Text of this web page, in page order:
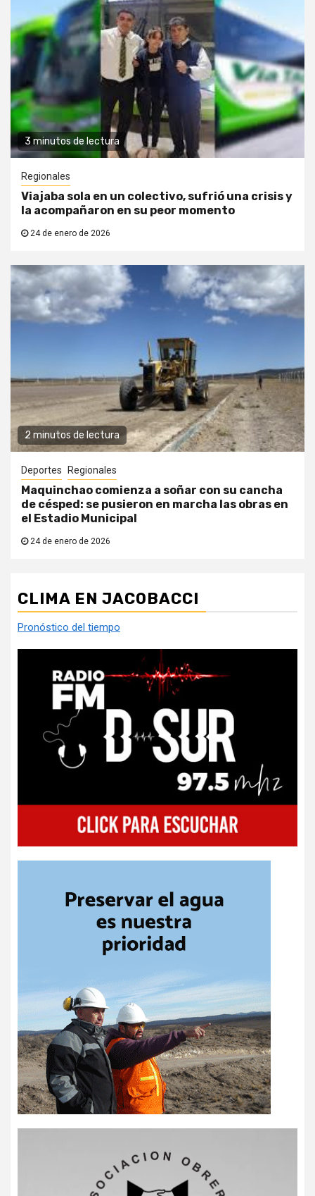
3 minutos de lectura
Regionales
Viajaba sola en un colectivo, sufrió una crisis y
la acompañaron en su peor momento
24 de enero de 2026
2 minutos de lectura
Deportes Regionales
Maquinchao comienza a soñar con su cancha
de césped: se pusieron en marcha las obras en
el Estadio Municipal
24 de enero de 2026
CLIMA EN JACOBACCI
Pronóstico del tiempo